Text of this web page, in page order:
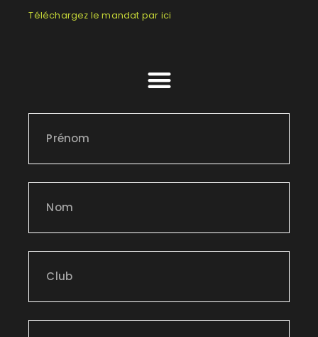
Téléchargez le mandat par ici